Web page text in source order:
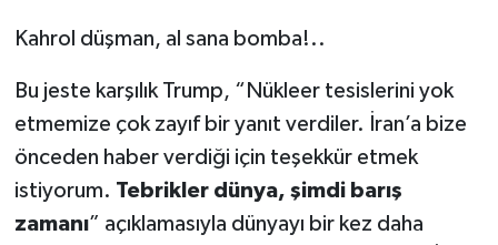
Kahrol düşman, al sana bomba!..
Bu jeste karşılık Trump, “Nükleer tesislerini yok
etmemize çok zayıf bir yanıt verdiler. İran’a bize
önceden haber verdiği için teşekkür etmek
istiyorum. Tebrikler dünya, şimdi barış
zamanı” açıklamasıyla dünyayı bir kez daha